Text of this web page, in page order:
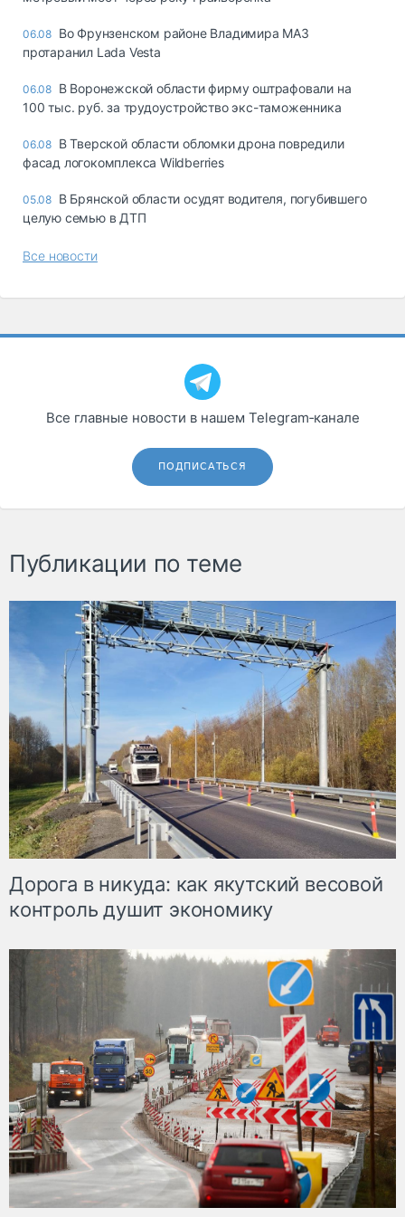
06.08 Во Фрунзенском районе Владимира МАЗ
протаранил Lada Vesta
06.08 В Воронежской области фирму оштрафовали на
100 тыс. руб. за трудоустройство экс-таможенника
06.08 В Тверской области обломки дрона повредили
фасад логокомплекса Wildberries
05.08 В Брянской области осудят водителя, погубившего
целую семью в ДТП
Все новости
Все главные новости в нашем Telegram‑канале
ПОДПИСАТЬСЯ
Публикации по теме
Дорога в никуда: как якутский весовой
контроль душит экономику